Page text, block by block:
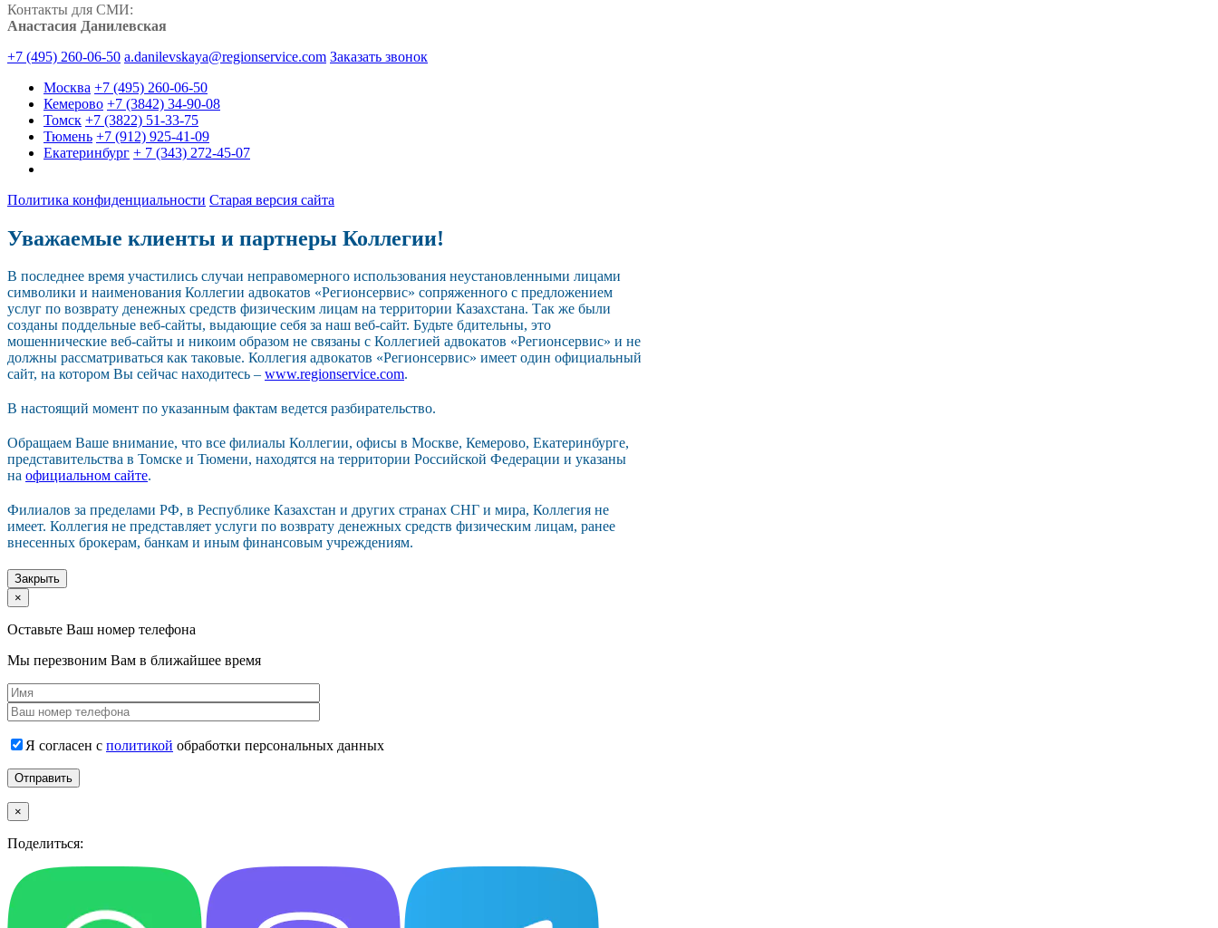
Контакты для СМИ:
Анастасия Данилевская
+7 (495) 260-06-50 a.danilevskaya@regionservice.com Заказать звонок
Москва +7 (495) 260-06-50
Кемерово +7 (3842) 34-90-08
Томск +7 (3822) 51-33-75
Тюмень +7 (912) 925-41-09
Екатеринбург + 7 (343) 272-45-07
Политика конфиденциальности Старая версия сайта
Уважаемые клиенты и партнеры Коллегии!
В последнее время участились случаи неправомерного использования неустановленными лицами
символики и наименования Коллегии адвокатов «Регионсервис» сопряженного с предложением
услуг по возврату денежных средств физическим лицам на территории Казахстана. Так же были
созданы поддельные веб-сайты, выдающие себя за наш веб-сайт. Будьте бдительны, это
мошеннические веб-сайты и никоим образом не связаны с Коллегией адвокатов «Регионсервис» и не
должны рассматриваться как таковые. Коллегия адвокатов «Регионсервис» имеет один официальный
сайт, на котором Вы сейчас находитесь – www.regionservice.com.
В настоящий момент по указанным фактам ведется разбирательство.
Обращаем Ваше внимание, что все филиалы Коллегии, офисы в Москве, Кемерово, Екатеринбурге,
представительства в Томске и Тюмени, находятся на территории Российской Федерации и указаны
на официальном сайте.
Филиалов за пределами РФ, в Республике Казахстан и других странах СНГ и мира, Коллегия не
имеет. Коллегия не представляет услуги по возврату денежных средств физическим лицам, ранее
внесенных брокерам, банкам и иным финансовым учреждениям.
Закрыть
×
Оставьте Ваш номер телефона
Мы перезвоним Вам в ближайшее время
Я согласен с политикой обработки персональных данных
×
Поделиться: